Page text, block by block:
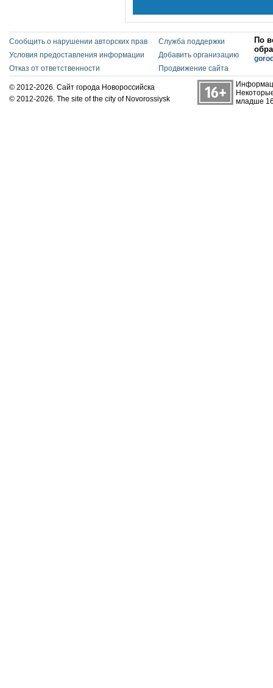
Сообщить о нарушении авторских прав
Условия предоставления информации
Отказ от ответственности
Служба поддержки
Добавить организацию
Продвижение сайта
По
© 2012-2026. Сайт города Новороссийска
© 2012-2026. The site of the city of Novorossiysk
младше